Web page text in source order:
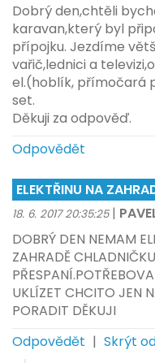
Dobrý den,chtěli
karavan,který byl
přípojku. Jezdíme
vařič,lednici a
el.(hoblík, přímočará
set.
Děkuji za odpověď.
Odpovědět
ELEKTŘINU NA
18. 6. 2017 20:35:25 |
DOBRÝ DEN NEMAM
ZAHRADĚ
UKLÍZET CHCITO JEN
PORADIT DĚKUJI
Odpovědět | Skrýt